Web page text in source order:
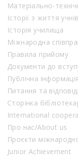
Матеріально-
Історії з життя
Історія училища
Міжнародна
Правила прийому
Документи до
Публічна
Питання та відповіді
Сторінка
International
Про нас/About us
Проєкти
Junior Achievement